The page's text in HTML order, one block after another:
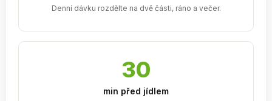
Denní dávku rozdělte na dvě části, ráno a večer.
30
min před jídlem